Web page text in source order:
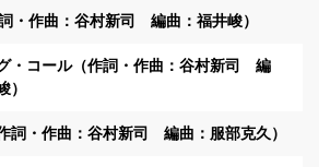
・作曲：谷村新司 編曲：福井峻）
・コール（作詞・作曲：谷村新司 編
）
詞・作曲：谷村新司 編曲：服部克久）